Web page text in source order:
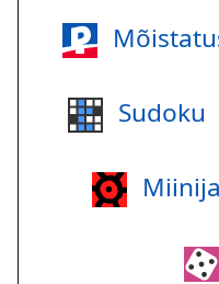
Sudoku